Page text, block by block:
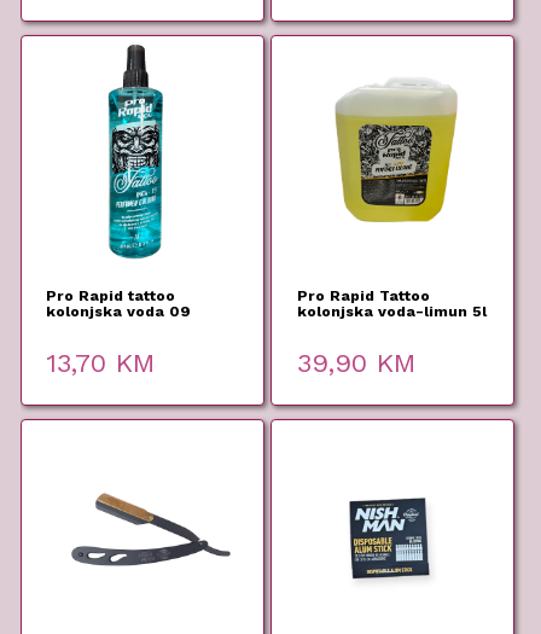
Pro Rapid tattoo
kolonjska voda 09
13,70 KM
Pro Rapid Tattoo
kolonjska voda-limun 5l
39,90 KM